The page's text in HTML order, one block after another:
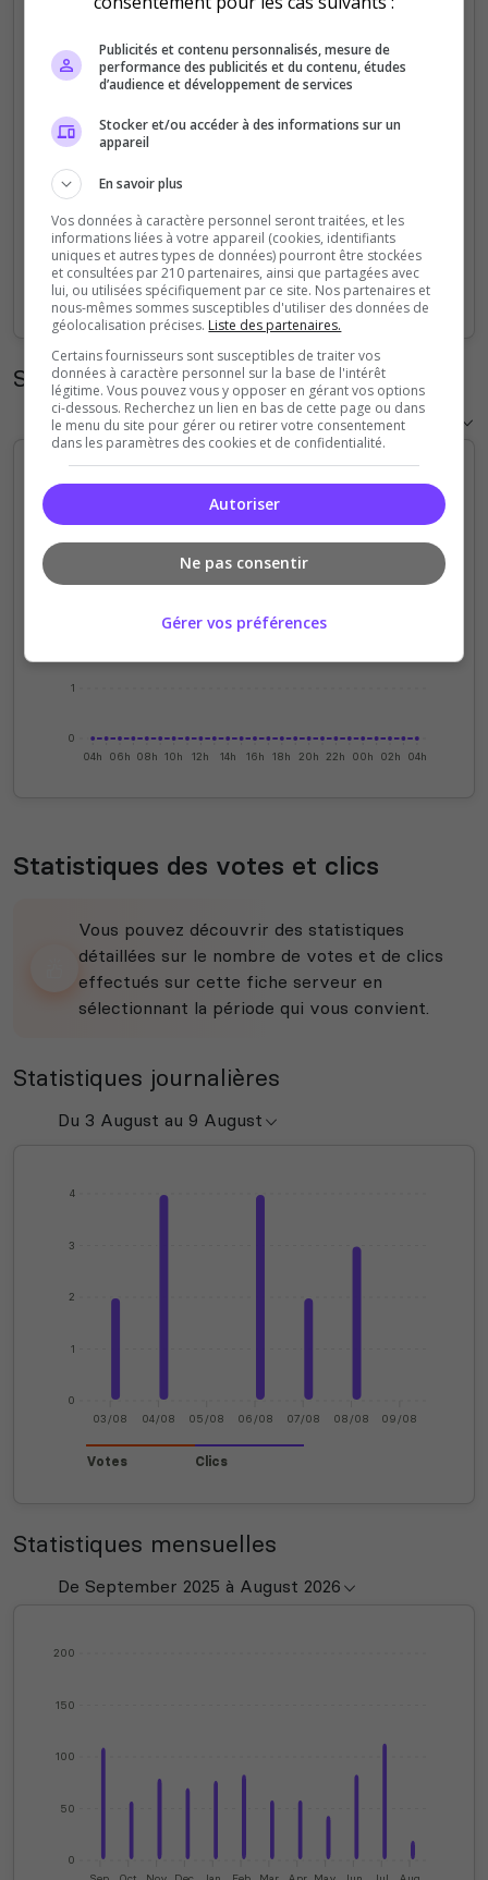
0
1
3
4
Sep Oct Nov Dec Jan Feb Mar Apr May Jun Jul Aug
Statistiques horaires
0
1
3
5
04h 06h 08h 10h 12h 14h 16h 18h 20h 22h 00h 02h 04h
Statistiques des votes et clics
Vous pouvez découvrir des statistiques
détaillées sur le nombre de votes et de clics
effectués sur cette fiche serveur en
sélectionnant la période qui vous convient.
Statistiques journalières
0
1
2
3
4
03/08 04/08 05/08 06/08 07/08 08/08 09/08
Votes Clics
Statistiques mensuelles
0
50
100
150
200
Publicités et contenu personnalisés, mesure de
performance des publicités et du contenu, études
d’audience et développement de services
Stocker et/ou accéder à des informations sur un
appareil
En savoir plus
Vos données à caractère personnel seront traitées, et les
informations liées à votre appareil (cookies, identifiants
uniques et autres types de données) pourront être stockées
et consultées par 210 partenaires, ainsi que partagées avec
lui, ou utilisées spécifiquement par ce site. Nos partenaires et
nous-mêmes sommes susceptibles d'utiliser des données de
géolocalisation précises. Liste des partenaires.
Certains fournisseurs sont susceptibles de traiter vos
données à caractère personnel sur la base de l'intérêt
légitime. Vous pouvez vous y opposer en gérant vos options
ci-dessous. Recherchez un lien en bas de cette page ou dans
le menu du site pour gérer ou retirer votre consentement
dans les paramètres des cookies et de confidentialité.
Autoriser
Ne pas consentir
Gérer vos préférences